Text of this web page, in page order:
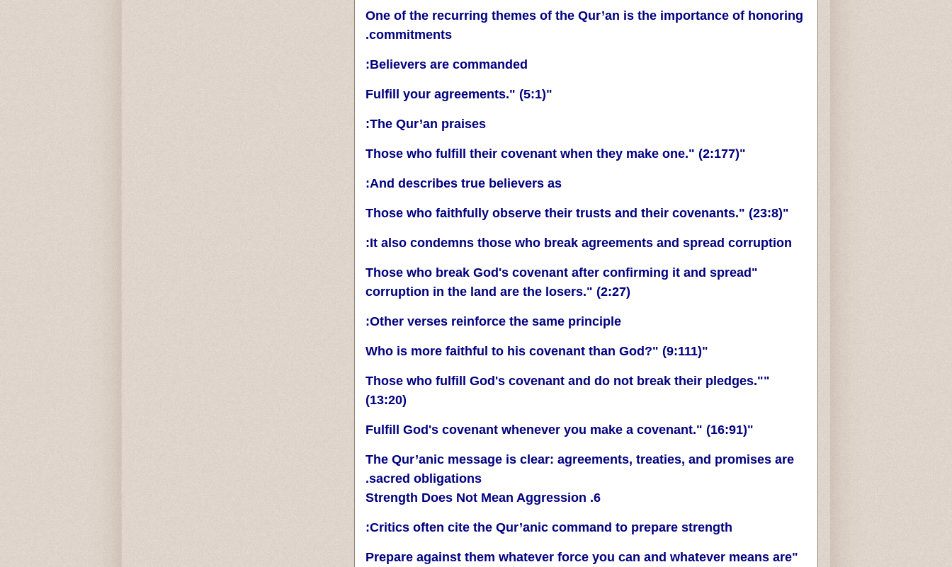
One of the recurring themes of the Qur’an is the importance of honoring
commitments.
Believers are commanded:
"Fulfill your agreements." (5:1)
The Qur’an praises:
"Those who fulfill their covenant when they make one." (2:177)
And describes true believers as:
"Those who faithfully observe their trusts and their covenants." (23:8)
It also condemns those who break agreements and spread corruption:
"Those who break God's covenant after confirming it and spread
corruption in the land are the losers." (2:27)
Other verses reinforce the same principle:
"Who is more faithful to his covenant than God?" (9:111)
"Those who fulfill God's covenant and do not break their pledges."
(13:20)
"Fulfill God's covenant whenever you make a covenant." (16:91)
The Qur’anic message is clear: agreements, treaties, and promises are
sacred obligations.
6. Strength Does Not Mean Aggression
Critics often cite the Qur’anic command to prepare strength:
"Prepare against them whatever force you can and whatever means are